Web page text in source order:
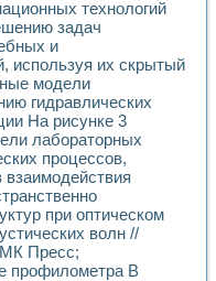
по электротехнике
частотного анализа
центра «Технологии
программе «Прикладная
постоянного тока
формирования
по курсу ИИС на базе
институты
технологий
задач
и
используя их скрытый
модели
гидравлических
На рисунке 3
лабораторных
процессов,
при оптическом
волн //
Пресс;
профилометра В